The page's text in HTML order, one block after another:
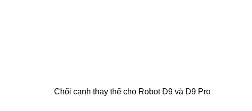
Chổi cạnh thay thế cho Robot D9 và D9 Pro